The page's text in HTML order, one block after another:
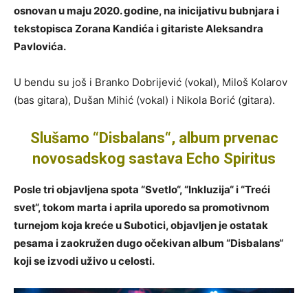
osnovan u maju 2020. godine, na inicijativu bubnjara i
tekstopisca Zorana Kandića i gitariste Aleksandra
Pavlovića.
U bendu su još i Branko Dobrijević (vokal), Miloš Kolarov
(bas gitara), Dušan Mihić (vokal) i Nikola Borić (gitara).
Slušamo “Disbalans“, album prvenac
novosadskog sastava Echo Spiritus
Posle tri objavljena spota “Svetlo“, “Inkluzija“ i “Treći
svet“, tokom marta i aprila uporedo sa promotivnom
turnejom koja kreće u Subotici, objavljen je ostatak
pesama i zaokružen dugo očekivan album “Disbalans“
koji se izvodi uživo u celosti.